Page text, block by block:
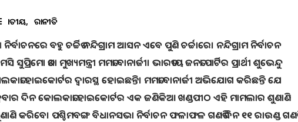
ଜାତୀୟ ରାଜନୀତି
ବହୁ ଚର୍ଚ୍ଚିତ ନନ୍ଦିଗ୍ରାମ ଆସନ ଏବେ ପୁଣି ଚର୍ଚ୍ଚାରେ। ନନ୍ଦିଗ୍ରାମ ନିର୍ବାଚନ
ତଥା ମୁଖ୍ୟମନ୍ତ୍ରୀ ମମତା ବାନାର୍ଜୀ। ଭାରତୀୟ ଜନତା ପାର୍ଟିର ପ୍ରାର୍ଥୀ ଶୁଭେନ୍ଦୁ
ହାଇକୋର୍ଟର ଦ୍ୱାରସ୍ଥ ହୋଇଛନ୍ତି। ମମତା ବାନାର୍ଜୀ ଅଭିଯୋଗ କରିଛନ୍ତି ଯେ
ଦିନ କୋଲକାତା ହାଇକୋର୍ଟର ଏକ ଜଣିକିଆ ଖଣ୍ଡପୀଠ ଏହି ମାମଲାର ଶୁଣାଣି
କରିବେ। ପଶ୍ଚିମବଙ୍ଗ ବିଧାନସଭା ନିର୍ବାଚନ ଫଳାଫଳ ଗଣତି ଦିନ ୧୧ ରାଉଣ୍ଡ ଗଣତି